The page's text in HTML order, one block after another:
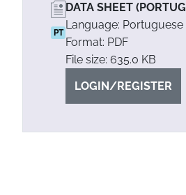
PT
DATA SHEET
Language: Portuguese
Format: PDF
File size: 635.0 KB
LOGIN/REGISTER